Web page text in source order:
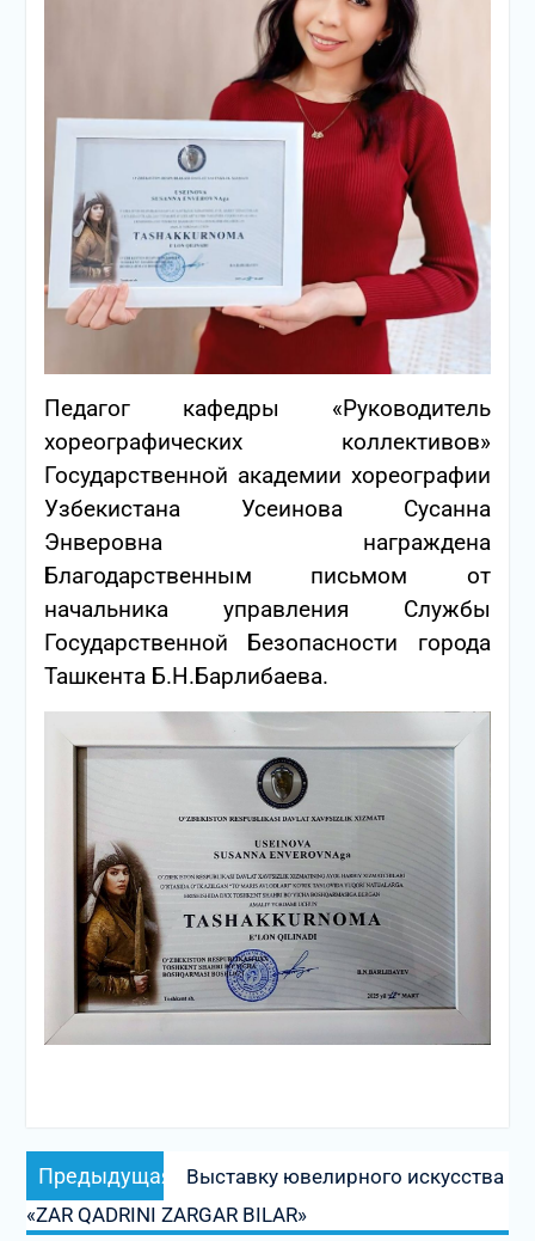
Педагог кафедры «Руководитель
хореографических коллективов»
Государственной академии хореографии
Узбекистана Усеинова Сусанна
Энверовна награждена
Благодарственным письмом от
начальника управления Службы
Государственной Безопасности города
Ташкента Б.Н.Барлибаева.
Навигация
по
записям
Предыдущая
запись:
Выставку ювелирного искусства
«ZAR QADRINI ZARGAR BILAR»